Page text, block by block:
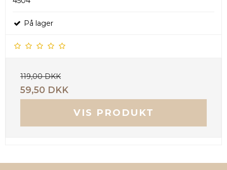
På lager
119,00 DKK
59,50 DKK
VIS PRODUKT